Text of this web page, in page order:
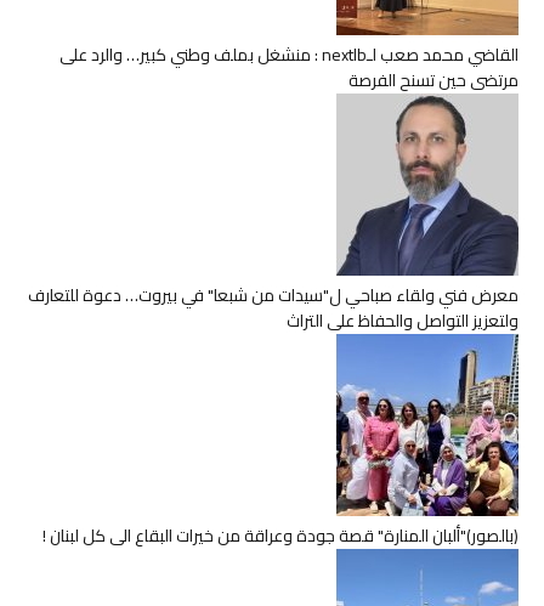
القاضي محمد صعب لـnextlb : منشغل بملف وطني كبير… والرد على
مرتضى حين تسنح الفرصة
معرض فني ولقاء صباحي ل"سيدات من شبعا" في بيروت… دعوة للتعارف
ولتعزيز التواصل والحفاظ على التراث
(بالصور)"ألبان المنارة" قصة جودة وعراقة من خيرات البقاع الى كل لبنان !